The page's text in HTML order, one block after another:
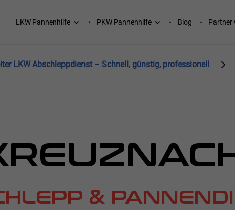
Main
LKW Pannenhilfe PKW Pannenhilfe Blog Partner
LKW Abschleppdienst – Schnell, günstig, professionell
&